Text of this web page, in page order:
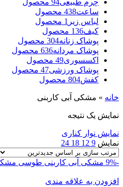
ساعت438 محصول
لباس زیر 1 محصول
کیف136 محصول
پوشاک زنانه304 محصول
پوشاک مردانه636 محصول
اکسسوری49 محصول
پوشاک ورزشی47 محصول
کفش804 محصول
خانه » مشکی آبی کاربنی
نمایش یک نتیجه
نمایش نوار کناری
نمایش 9
12
18
24
-9% مشکی آبی کاربنی طوسی
افزودن به علاقه مندی